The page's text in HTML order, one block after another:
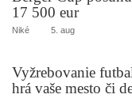
17 500 eur
Niké 5. aug
Vyžrebovanie
hrá vaše mesto či